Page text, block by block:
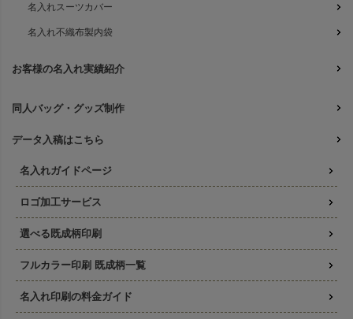
名入れスーツカバー
名入れ不織布製内袋
お客様の名入れ実績紹介
同人バッグ・グッズ制作
データ入稿はこちら
名入れガイドページ
ロゴ加工サービス
選べる既成柄印刷
フルカラー印刷 既成柄一覧
名入れ印刷の料金ガイド